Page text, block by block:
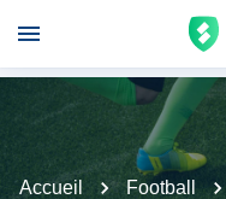
Accueil Football